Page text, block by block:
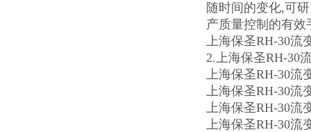
随时间的变化,可
产质量控制的有效
上海保圣RH-30流
2.上海保圣RH-30
上海保圣RH-30流
上海保圣RH-30流
上海保圣RH-30流
上海保圣RH-30流